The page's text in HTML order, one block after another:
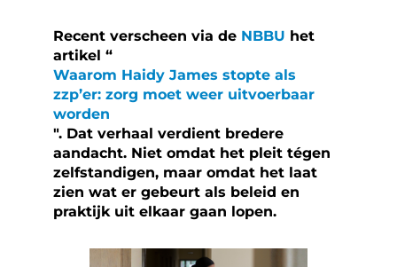
Recent verscheen via de NBBU het
artikel “
Waarom Haidy James stopte als
zzp’er: zorg moet weer uitvoerbaar
worden
". Dat verhaal verdient bredere
aandacht. Niet omdat het pleit tégen
zelfstandigen, maar omdat het laat
zien wat er gebeurt als beleid en
praktijk uit elkaar gaan lopen.